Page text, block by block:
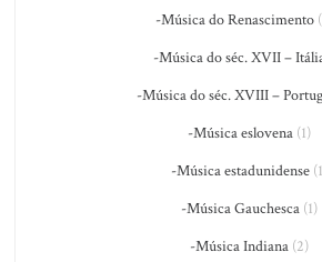
-Música do Renascimento
-Música do séc. XVII –
-Música do séc. XVIII –
-Música eslovena(1)
-Música estadunidense
-Música Gauchesca(1)
-Música Indiana(2)